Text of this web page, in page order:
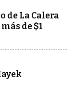
de La Calera
de $1